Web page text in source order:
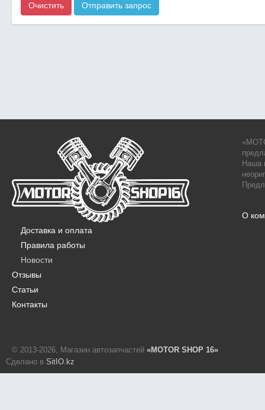
Очистить Отправить запрос
Наша
О
Доставка и оплата
Правила работы
Новости
Отзывы
Статьи
Контакты
© 2013-2026, Магазин автозапчастей «MOTOR SHOP 16»
Сделано в SitIO.kz